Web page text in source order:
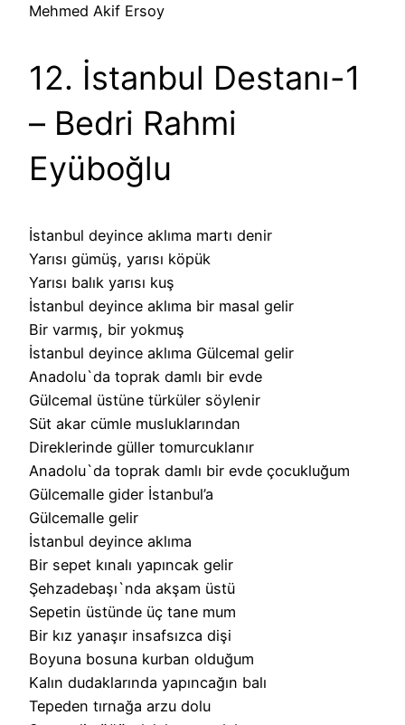
Mehmed Akif Ersoy
12. İstanbul Destanı-1
– Bedri Rahmi
Eyüboğlu
İstanbul deyince aklıma martı denir
Yarısı gümüş, yarısı köpük
Yarısı balık yarısı kuş
İstanbul deyince aklıma bir masal gelir
Bir varmış, bir yokmuş
İstanbul deyince aklıma Gülcemal gelir
Anadolu`da toprak damlı bir evde
Gülcemal üstüne türküler söylenir
Süt akar cümle musluklarından
Direklerinde güller tomurcuklanır
Anadolu`da toprak damlı bir evde çocukluğum
Gülcemalle gider İstanbul’a
Gülcemalle gelir
İstanbul deyince aklıma
Bir sepet kınalı yapıncak gelir
Şehzadebaşı`nda akşam üstü
Sepetin üstünde üç tane mum
Bir kız yanaşır insafsızca dişi
Boyuna bosuna kurban olduğum
Kalın dudaklarında yapıncağın balı
Tepeden tırnağa arzu dolu